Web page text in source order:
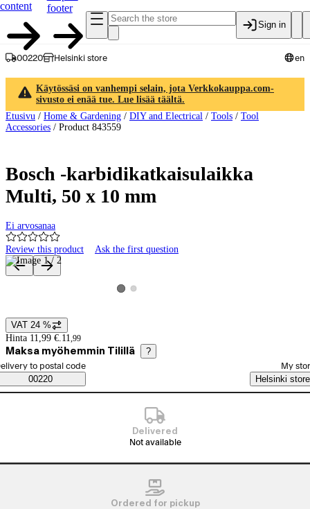
content
footer
Sign in
00220 Helsinki store en
Käytössäsi on vanhempi selain, jota Verkkokauppa.com-
sivusto ei enää tue. Lue lisää täältä.
Etusivu / Home & Gardening / DIY and Electrical / Tools / Tool
Accessories / Product 843559
Bosch -karbidikatkaisulaikka
Multi, 50 x 10 mm
Ei arvosanaa
Review this product Ask the first question
Product images and videos
View product image 1
View product image 2
Price details
VAT 24 %
Hinta 11,99 €. 11 ,99
Maksa myöhemmin Tilillä ?
Saatavuustiedot
order method
to postal code
00220
My
Helsinki store
Delivered
Not available
Ordered for pickup